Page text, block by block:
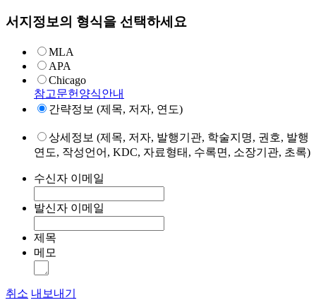
서지정보의 형식을 선택하세요
MLA
APA
Chicago
참고문헌양식안내
간략정보 (제목, 저자, 연도)
상세정보 (제목, 저자, 발행기관, 학술지명, 권호, 발행
연도, 작성언어, KDC, 자료형태, 수록면, 소장기관, 초록)
수신자 이메일
발신자 이메일
제목
메모
취소 내보내기